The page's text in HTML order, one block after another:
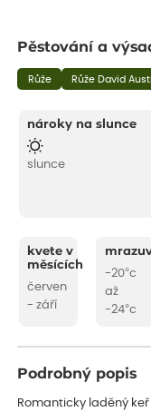
Pěstování a
Růže Růže David
nároky na slunce
slunce
kvete v
měsících
červen
- září
-20°c
až
-24°c
Podrobný popis
Romanticky laděný